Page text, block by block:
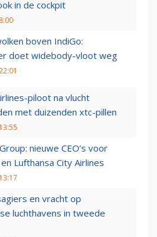
in de cockpit
boven IndiGo:
doet widebody-vloot weg
piloot na vlucht
met duizenden xtc-pillen
nieuwe CEO’s voor
Lufthansa City Airlines
en vracht op
luchthavens in tweede